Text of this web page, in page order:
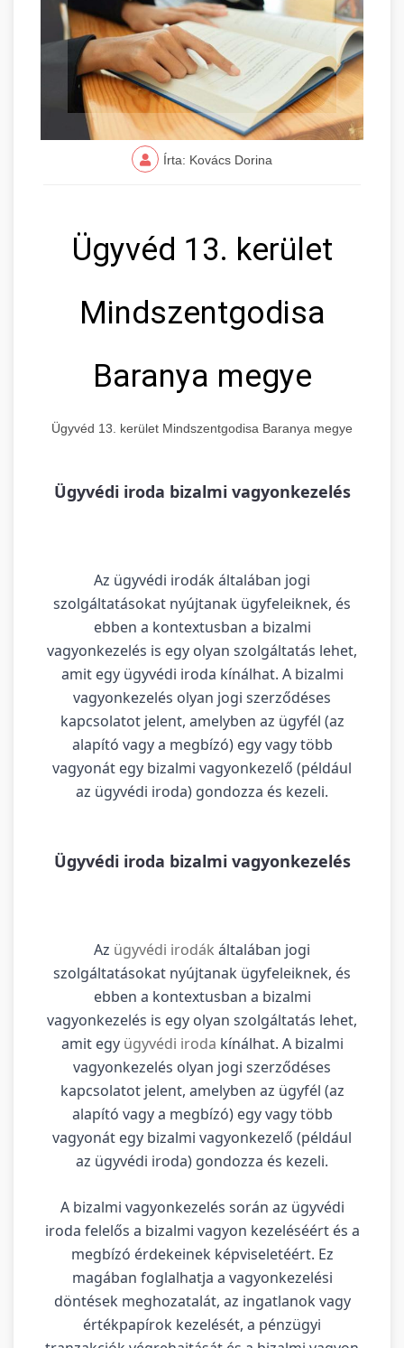
Írta: Kovács Dorina
Ügyvéd 13. kerület
Mindszentgodisa
Baranya megye
Ügyvéd 13. kerület Mindszentgodisa Baranya megye
Ügyvédi iroda bizalmi vagyonkezelés
Az ügyvédi irodák általában jogi
szolgáltatásokat nyújtanak ügyfeleiknek, és
ebben a kontextusban a bizalmi
vagyonkezelés is egy olyan szolgáltatás lehet,
amit egy ügyvédi iroda kínálhat. A bizalmi
vagyonkezelés olyan jogi szerződéses
kapcsolatot jelent, amelyben az ügyfél (az
alapító vagy a megbízó) egy vagy több
vagyonát egy bizalmi vagyonkezelő (például
az ügyvédi iroda) gondozza és kezeli.
Ügyvédi iroda bizalmi vagyonkezelés
Az ügyvédi irodák általában jogi
szolgáltatásokat nyújtanak ügyfeleiknek, és
ebben a kontextusban a bizalmi
vagyonkezelés is egy olyan szolgáltatás lehet,
amit egy ügyvédi iroda kínálhat. A bizalmi
vagyonkezelés olyan jogi szerződéses
kapcsolatot jelent, amelyben az ügyfél (az
alapító vagy a megbízó) egy vagy több
vagyonát egy bizalmi vagyonkezelő (például
az ügyvédi iroda) gondozza és kezeli.
A bizalmi vagyonkezelés során az ügyvédi
iroda felelős a bizalmi vagyon kezeléséért és a
megbízó érdekeinek képviseletéért. Ez
magában foglalhatja a vagyonkezelési
döntések meghozatalát, az ingatlanok vagy
értékpapírok kezelését, a pénzügyi